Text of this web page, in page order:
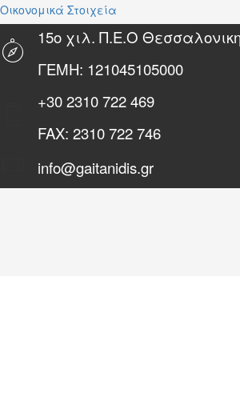
Οικονομικά Στοιχεία
15ο χιλ. Π.Ε.Ο
ΓΕΜΗ: 121045105000
+302310 722 469
FAX: 2310 722 746
info@gaitanidis.gr